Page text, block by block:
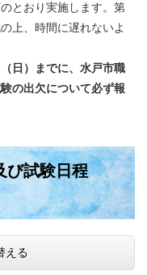
とおり実施します。第
上、時間に遅れないよ
日）までに、水戸市職
の出欠について必ず報
び試験日程
える